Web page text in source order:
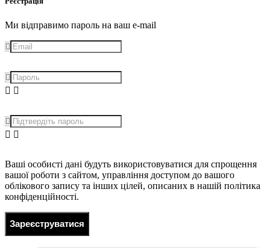
Ми відправимо пароль на ваш e-mail
Ваші особисті дані будуть використовуватися для спрощення
вашої роботи з сайтом, управління доступом до вашого
облікового запису та інших цілей, описаних в нашій політика
конфіденційності.
Зареєструватися